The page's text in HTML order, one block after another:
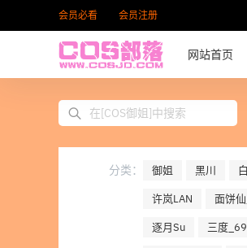
会员必看 会员注册
网站首页
分类： 御姐 黑川
许岚LAN 面饼
逐月Su 三度_69